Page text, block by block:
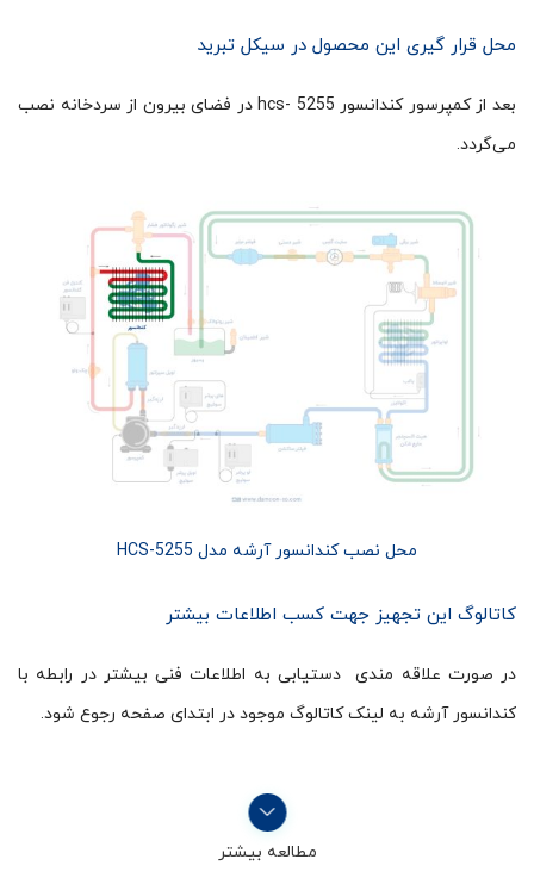
محل قرار گیری این محصول در سیکل تبرید
بعد از کمپرسور کندانسور hcs- 5255 در فضای بیرون از سردخانه نصب
می‌گردد.
محل نصب کندانسور آرشه مدل HCS-5255
کاتالوگ این تجهیز جهت کسب اطلاعات بیشتر
در صورت علاقه مندی دستیابی به اطلاعات فنی بیشتر در رابطه با
کندانسور آرشه به لینک کاتالوگ موجود در ابتدای صفحه رجوع شود.
مطالعه بیشتر